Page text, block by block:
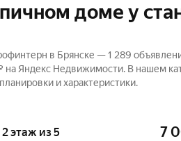
доме у
в Брянске — 1 289
Яндекс Недвижимости. В нашем
и характеристики.
2 этаж из 5 7